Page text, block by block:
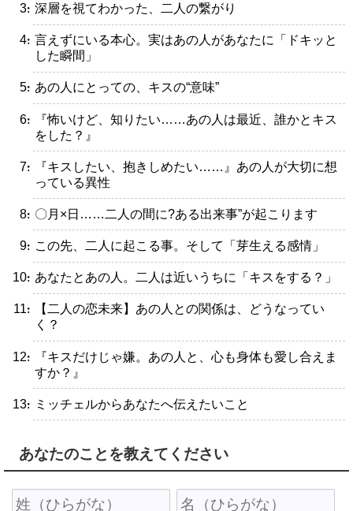
・深層を視てわかった、二人の繋がり
・言えずにいる本心。実はあの人があなたに「ドキッと
した瞬間」
・あの人にとっての、キスの“意味”
・『怖いけど、知りたい……あの人は最近、誰かとキス
をした？』
・『キスしたい、抱きしめたい……』あの人が大切に想
っている異性
・〇月×日……二人の間に?ある出来事”が起こります
・この先、二人に起こる事。そして「芽生える感情」
・あなたとあの人。二人は近いうちに「キスをする？」
・【二人の恋未来】あの人との関係は、どうなってい
く？
・『キスだけじゃ嫌。あの人と、心も身体も愛し合えま
すか？』
・ミッチェルからあなたへ伝えたいこと
あなたのことを教えてください